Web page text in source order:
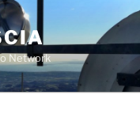
Network